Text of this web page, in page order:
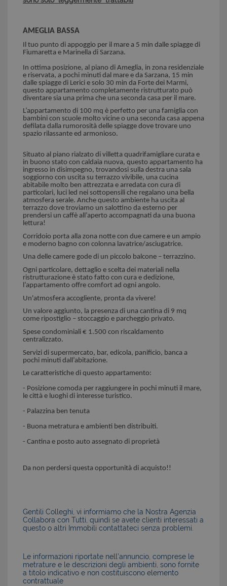
AMEGLIA BASSA
Il tuo punto di appoggio per il mare a 5 min dalle spiagge di
Fiumaretta e Marinella di Sarzana.
In ottima posizione, al piano di Ameglia, in zona residenziale
e riservata, a pochi minuti dal mare e da Sarzana, 15 min
dalle spiagge di Lerici e solo 30 min da Forte dei Marmi,
questo appartamento completamente ristrutturato può
diventare sia una prima che una seconda casa per il mare.
L’appartamento di 100 mq è perfetto per una famiglia con
bambini con scuole molto vicine o una seconda casa appena
defilata dalla rumorosità delle spiagge dove trovare uno
spazio rilassante ed armonioso.
Situato al piano rialzato di villetta quadrifamigliare curata e
in buono stato con caldaia nuova, questo appartamento ha
ingresso in disimpegno, trovandosi sulla destra una sala
soggiorno con uscita su terrazzo vivibile, una cucina
abitabile molto ben attrezzata e arredata con cura di
particolari, luci led nei sottopensili che regalano una bella
atmosfera serale. Anche questo ambiente ha uscita al
terrazzo dove troviamo un salottino da esterno per
prendersi un caffè all’aperto accompagnati da una buona
lettura!
Corridoio porta alla zona notte con due camere e un ampio
e moderno bagno con colonna lavatrice/asciugatrice.
Una delle camere gode di un piccolo balcone – terrazzino.
Ogni particolare, dettaglio e scelta dei materiali nella
ristrutturazione è stato fatto con cura e dedizione,
l’appartamento offre comfort ad ogni angolo.
Un'atmosfera accogliente, pronta da vivere!
Un valore aggiunto, la presenza di una cantina di 9 mq
come ripostiglio – stoccaggio e parcheggio privato.
Spese condominiali € 1.500 con riscaldamento
centralizzato.
Servizi di supermercato, bar, edicola, panificio, banca a
pochi minuti dall’abitazione.
Le caratteristiche di questo appartamento:
- Posizione comoda per raggiungere in pochi minuti il mare,
le città e luoghi di interesse turistico.
- Palazzina ben tenuta
- Buona metratura e ambienti ben distribuiti.
- Cantina e posto auto assegnato di proprietà
Da non perdersi questa opportunità di acquisto!!
Gentili Colleghi, vi informiamo che la Nostra Agenzia
Collabora con Tutti, quindi se avete clienti interessati a
questo o altri Immobili contattateci senza problemi.
Le informazioni riportate nell’annuncio, comprese le
metrature e le descrizioni degli ambienti, sono fornite
a titolo indicativo e non costituiscono elemento
contrattuale